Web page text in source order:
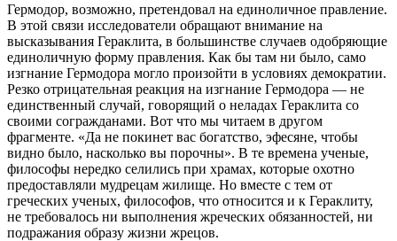
Гермодор, возможно, претендовал на единоличное правление.
В этой связи исследователи обращают внимание на
высказывания Гераклита, в большинстве случаев одобряющие
единоличную форму правления. Как бы там ни было, само
изгнание Гермодора могло произойти в условиях демократии.
Резко отрицательная реакция на изгнание Гермодора — не
единственный случай, говорящий о неладах Гераклита со
своими согражданами. Вот что мы читаем в другом
фрагменте. «Да не покинет вас богатство, эфесяне, чтобы
видно было, насколько вы порочны». В те времена ученые,
философы нередко селились при храмах, которые охотно
предоставляли мудрецам жилище. Но вместе с тем от
греческих ученых, философов, что относится и к Гераклиту,
не требовалось ни выполнения жреческих обязанностей, ни
подражания образу жизни жрецов.